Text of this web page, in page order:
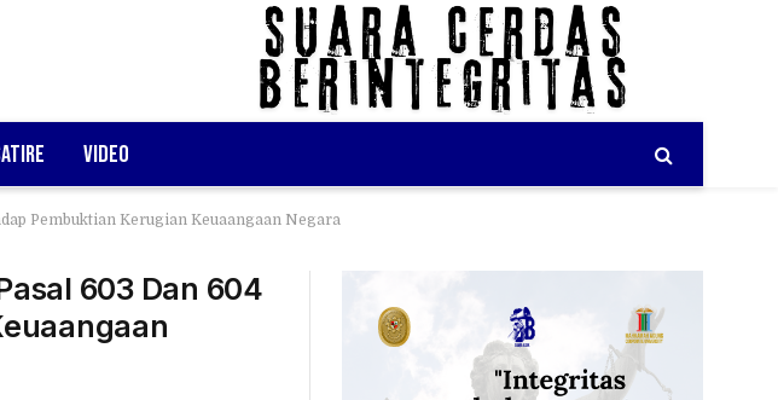
Video
Pembuktian Kerugian Keuaangaan Negara
603 Dan 604